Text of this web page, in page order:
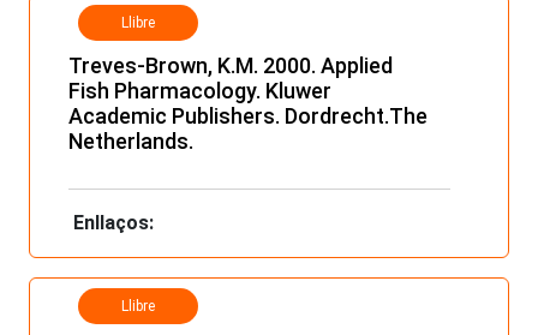
Llibre
Treves-Brown, K.M. 2000. Applied
Fish Pharmacology. Kluwer
Academic Publishers. Dordrecht.The
Netherlands.
Enllaços:
Llibre